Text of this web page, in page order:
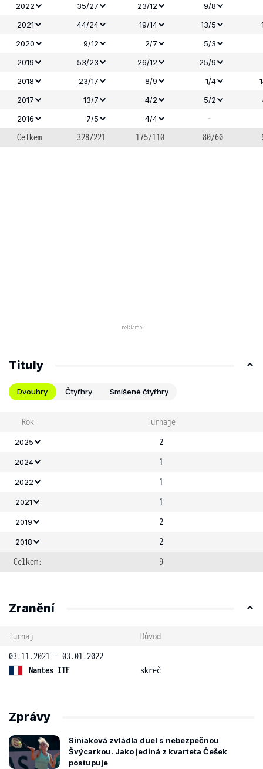
2022
35/27 23/12
9/8
2021
44/24 19/14 13/5
2020
9/12 2/7
5/3
2019
53/23 26/12 25/9
2018
23/17 8/9 1/4
2017
13/7 4/2 5/2
2016
7/5 4/4
-
Celkem
328/221 175/110 80/60
Tituly
Dvouhry Čtyřhry Smíšené čtyřhry
Rok Turnaje
2025 2
2024 1
2022 1
2021 1
2019 2
2018
2
Celkem:
9
Zranění
Turnaj
Důvod
03.11.2021 - 03.01.2022
Nantes ITF
skreč
Zprávy
Siniaková zvládla duel s nebezpečnou
Švýcarkou. Jako jediná z kvarteta Češek
postupuje